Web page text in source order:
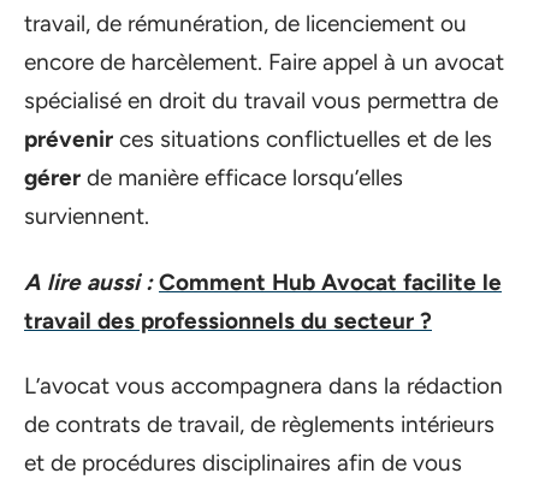
travail, de rémunération, de licenciement ou
encore de harcèlement. Faire appel à un avocat
spécialisé en droit du travail vous permettra de
prévenir ces situations conflictuelles et de les
gérer de manière efficace lorsqu’elles
surviennent.
A lire aussi : Comment Hub Avocat facilite le
travail des professionnels du secteur ?
L’avocat vous accompagnera dans la rédaction
de contrats de travail, de règlements intérieurs
et de procédures disciplinaires afin de vous